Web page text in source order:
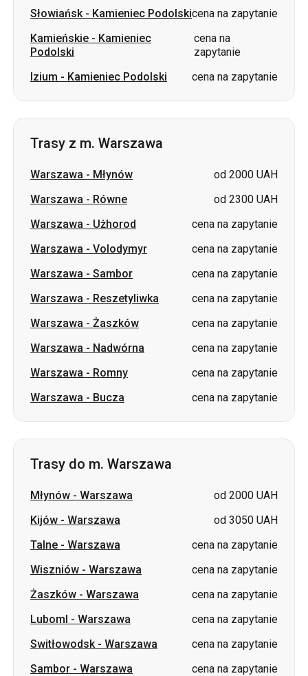
Słowiańsk- Kamieniec Podolskicena na zapytanie
Kamieńskie - Kamieniec
Podolski
cena na
zapytanie
Izium - Kamieniec Podolski cena na zapytanie
Trasy z m. Warszawa
Warszawa - Młynów
od 2000 UAH
Warszawa - Równe
od 2300 UAH
Warszawa - Użhorod
cena na zapytanie
Warszawa - Volodymyr
cena na zapytanie
Warszawa - Sambor
cena na zapytanie
Warszawa - Reszetyliwka
cena na zapytanie
Warszawa - Żaszków
cena na zapytanie
Warszawa - Nadwórna
cena na zapytanie
Warszawa - Romny
cena na zapytanie
Warszawa - Bucza cena na zapytanie
Trasy do m. Warszawa
Młynów - Warszawa
od 2000 UAH
Kijów - Warszawa
od 3050 UAH
Talne - Warszawa
cena na zapytanie
Wiszniów - Warszawa
cena na zapytanie
Żaszków - Warszawa
cena na zapytanie
Luboml - Warszawa
cena na zapytanie
Switłowodsk- Warszawa
cena na zapytanie
Sambor - Warszawa
cena na zapytanie